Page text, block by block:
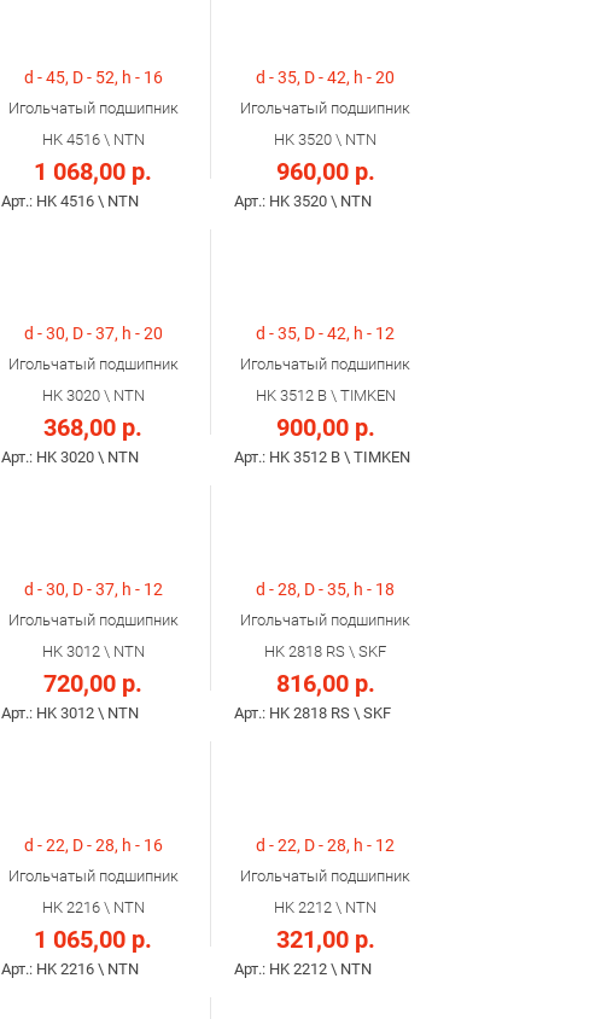
d - 45, D - 52, h - 16
Игольчатый подшипник
HK 4516 \ NTN
1 068,00 р.
Арт.: HK 4516 \ NTN
d - 35, D - 42, h - 20
Игольчатый подшипник
HK 3520 \ NTN
960,00 р.
Арт.: HK 3520 \ NTN
d - 30, D - 37, h - 20
Игольчатый подшипник
HK 3020 \ NTN
368,00 р.
Арт.: HK 3020 \ NTN
d - 35, D - 42, h - 12
Игольчатый подшипник
HK 3512 B \ TIMKEN
900,00 р.
Арт.: HK 3512 B \ TIMKEN
d - 30, D - 37, h - 12
Игольчатый подшипник
HK 3012 \ NTN
720,00 р.
Арт.: HK 3012 \ NTN
d - 28, D - 35, h - 18
Игольчатый подшипник
HK 2818 RS \ SKF
816,00 р.
Арт.: HK 2818 RS \ SKF
d - 22, D - 28, h - 16
Игольчатый подшипник
HK 2216 \ NTN
1 065,00 р.
Арт.: HK 2216 \ NTN
d - 22, D - 28, h - 12
Игольчатый подшипник
HK 2212 \ NTN
321,00 р.
Арт.: HK 2212 \ NTN